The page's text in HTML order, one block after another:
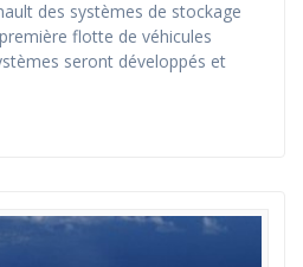
des systèmes de stockage
flotte de véhicules
seront développés et